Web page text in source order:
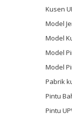
Kusen
Model
Model
Model
Model
Pabrik
Pintu
Pintu